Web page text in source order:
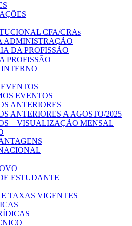
CFA/CRAs
ADMINISTRAÇÃO
DA PROFISSÃO
PROFISSÃO
EVENTOS
ANTERIORES
ANTERIORES A AGOSTO/2025
– VISUALIZAÇÃO MENSAL
ESTUDANTE
TAXAS VIGENTES